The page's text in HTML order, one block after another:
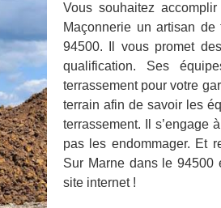
Vous souhaitez
Maçonnerie un artisan
94500. Il vous promet
qualification. Ses
terrassement pour votre
terrain afin de savoir les
terrassement. Il s’engage
pas les endommager. Et
Sur Marne dans le 94500
site internet !